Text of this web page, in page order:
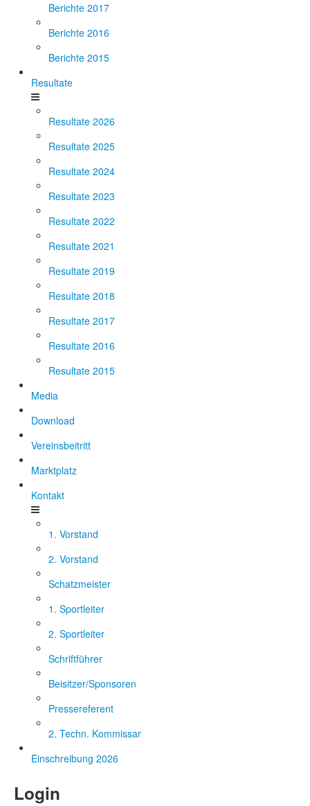
Berichte 2017
Berichte 2016
Berichte 2015
Resultate
Resultate 2026
Resultate 2025
Resultate 2024
Resultate 2023
Resultate 2022
Resultate 2021
Resultate 2019
Resultate 2018
Resultate 2017
Resultate 2016
Resultate 2015
Media
Download
Vereinsbeitritt
Marktplatz
Kontakt
1. Vorstand
2. Vorstand
Schatzmeister
1. Sportleiter
2. Sportleiter
Schriftführer
Beisitzer/Sponsoren
Pressereferent
2. Techn. Kommissar
Einschreibung 2026
Login